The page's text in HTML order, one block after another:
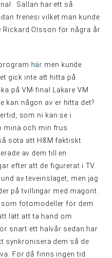
Sällan har ett så
frenesi vilket man kunde
Rickard Olsson för några år
här men kunde
gick inte att hitta på
på VM-final Läkare VM
kan någon av er hitta det?
som ni kan se i
mina och min frus
söta att H&M faktiskt
av dem till en
efter att de figurerat i TV.
av teveinslaget, men jag
på tvillingar med magont.
fotomodeller för dem.
lätt att ta hand om
snart ett halvår sedan har
synkronisera dem så de
För då finns ingen tid